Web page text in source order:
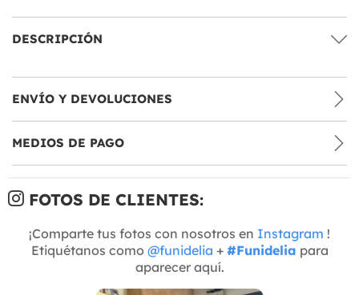
DESCRIPCIÓN
ENVÍO Y DEVOLUCIONES
MEDIOS DE PAGO
FOTOS DE CLIENTES:
¡Comparte tus fotos con nosotros en Instagram !
Etiquétanos como @funidelia + #Funidelia para
aparecer aquí.